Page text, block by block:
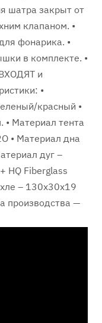
шатра закрыт от
клапаном. •
фонарика. •
в комплекте. •
и
•
красный •
Материал тента
• Материал дна
дуг –
HQ Fiberglass
– 130х30х19
производства —